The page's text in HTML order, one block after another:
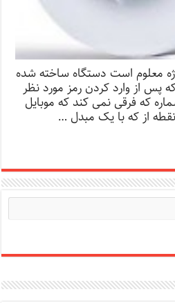
معلوم است دستگاه ساخته شده
پس از وارد کردن رمز مورد نظر
که فرقی نمی کند که موبایل
از که با یک مبدل …